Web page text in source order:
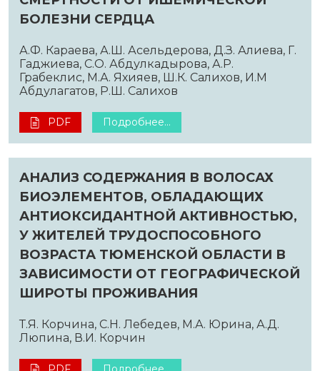
БОЛЕЗНИ СЕРДЦА
А.Ф. Караева, А.Ш. Асельдерова, Д.З. Алиева, Г.
Гаджиева, С.О. Абдулкадырова, А.Р.
Грабеклис, М.А. Яхияев, Ш.К. Салихов, И.М
Абдулагатов, Р.Ш. Салихов
PDF Подробнее...
АНАЛИЗ СОДЕРЖАНИЯ В ВОЛОСАХ
БИОЭЛЕМЕНТОВ, ОБЛАДАЮЩИХ
АНТИОКСИДАНТНОЙ АКТИВНОСТЬЮ,
У ЖИТЕЛЕЙ ТРУДОСПОСОБНОГО
ВОЗРАСТА ТЮМЕНСКОЙ ОБЛАСТИ В
ЗАВИСИМОСТИ ОТ ГЕОГРАФИЧЕСКОЙ
ШИРОТЫ ПРОЖИВАНИЯ
Т.Я. Корчина, С.Н. Лебедев, М.А. Юрина, А.Д.
Люпина, В.И. Корчин